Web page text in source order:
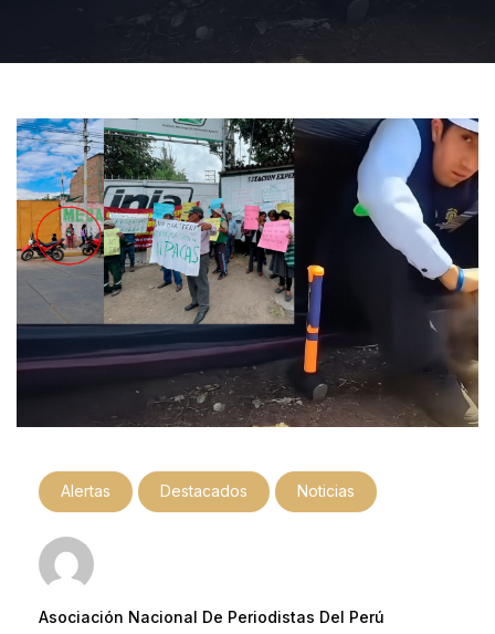
Alertas Destacados Noticias
Asociación Nacional De Periodistas Del Perú